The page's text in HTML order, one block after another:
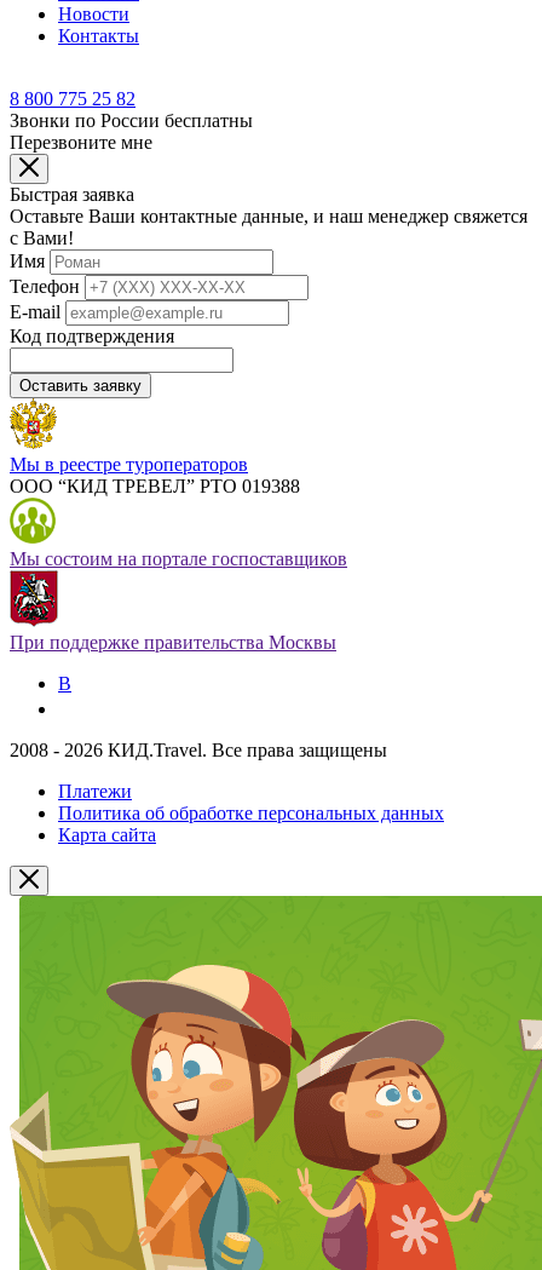
Новости
Контакты
8 800 775 25 82
Звонки по России бесплатны
Перезвоните мне
Быстрая заявка
Оставьте Ваши контактные данные, и наш менеджер свяжется
с Вами!
Имя
Телефон
E-mail
Код подтверждения
Оставить заявку
Мы в реестре туроператоров
ООО “КИД ТРЕВЕЛ” РТО 019388
Мы состоим на портале госпоставщиков
При поддержке правительства Москвы
В
2008 - 2026 КИД.Travel. Все права защищены
Платежи
Политика об обработке персональных данных
Карта сайта